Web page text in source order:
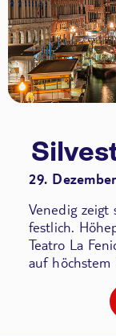
29.
Venedig
festlich.
Teatro La
auf höchstem